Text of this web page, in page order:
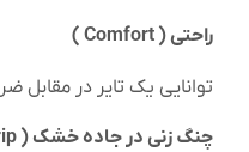
راحتی ( Comfort )
توانایی یک تایر در مقابل
چنگ زنی در جاده خشک ( Dry Grip )